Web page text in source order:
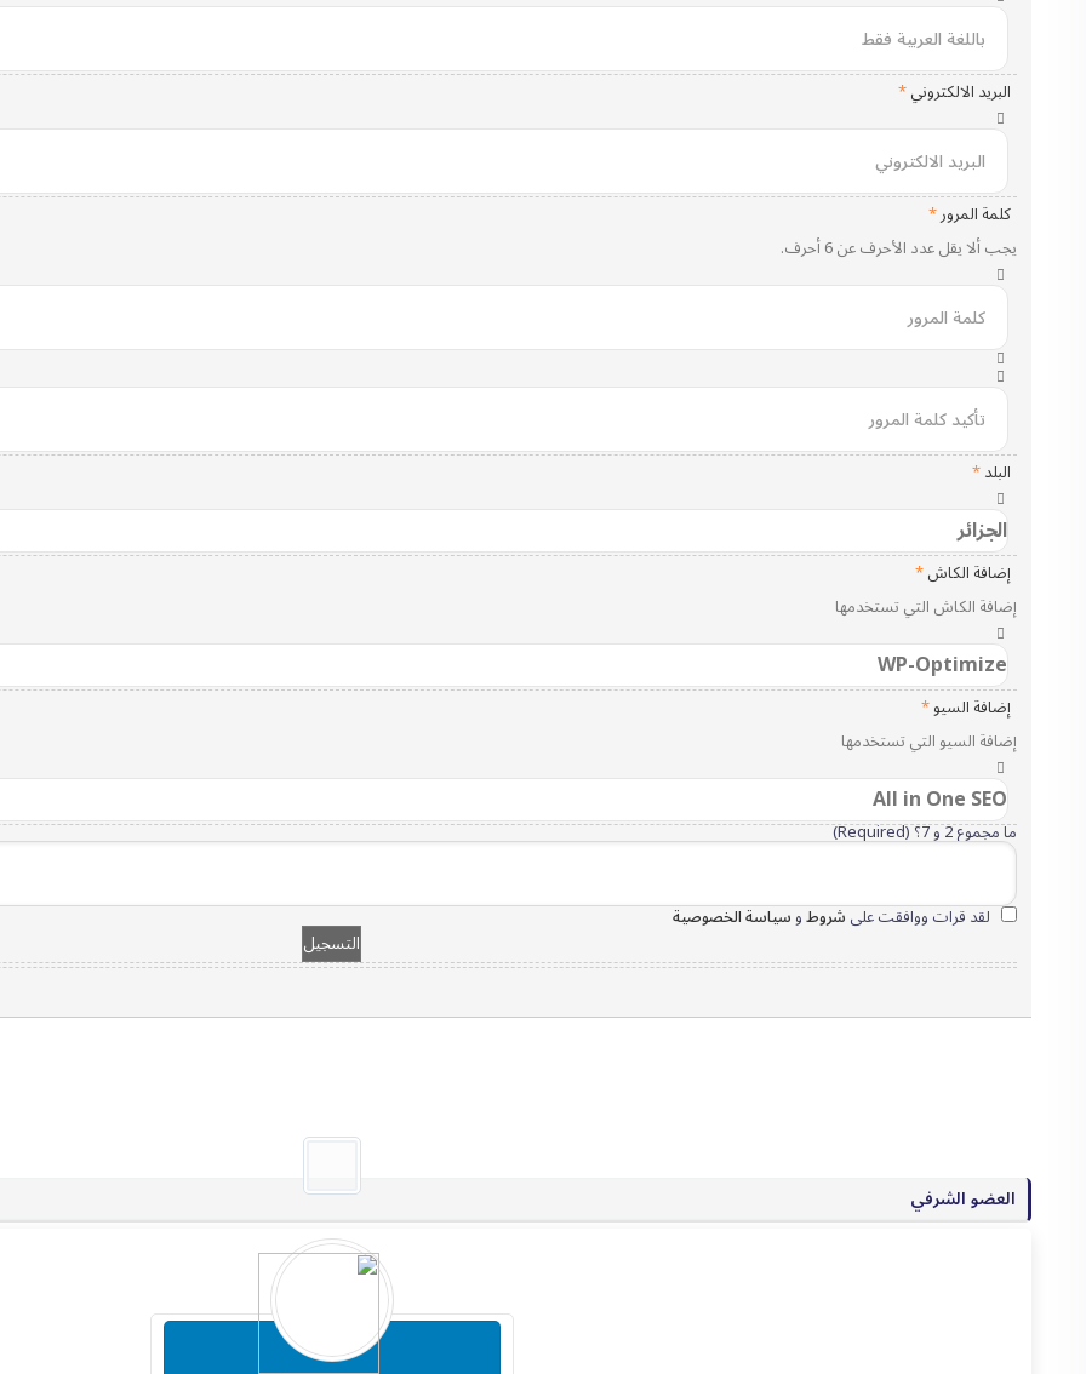
البريد الالكتروني*
كلمة المرور*
يجب ألا يقل عدد الأحرف عن 6 أحرف.
البلد*
إضافة الكاش*
إضافة الكاش التي تستخدمها
إضافة السيو*
إضافة السيو التي تستخدمها
ما مجموع 2 و 7؟ (Required)
لقد قرات ووافقت علىشروطوسياسة الخصوصية
العضو الشرفي